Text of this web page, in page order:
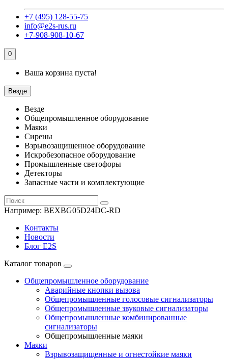
+7 (495) 128-55-75
info@e2s-rus.ru
+7-908-908-10-67
0
Ваша корзина пуста!
Везде
Везде
Общепромышленное оборудование
Маяки
Сирены
Взрывозащищенное оборудование
Искробезопасное оборудование
Промышленные светофоры
Детекторы
Запасные части и комплектующие
Например: BEXBG05D24DC-RD
Контакты
Новости
Блог E2S
Каталог товаров
Общепромышленное оборудование
Аварийные кнопки вызова
Общепромышленные голосовые сигнализаторы
Общепромышленные звуковые сигнализаторы
Общепромышленные комбинированные
сигнализаторы
Общепромышленные маяки
Маяки
Взрывозащищенные и огнестойкие маяки